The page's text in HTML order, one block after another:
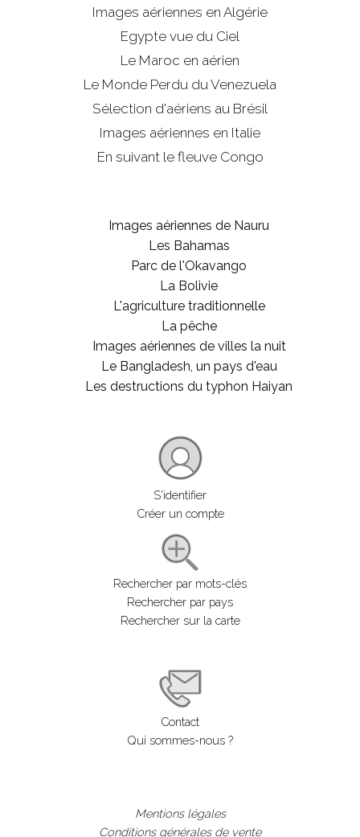
Images aériennes en Algérie
Egypte vue du Ciel
Le Maroc en aérien
Le Monde Perdu du Venezuela
Sélection d'aériens au Brésil
Images aériennes en Italie
En suivant le fleuve Congo
Images aériennes de Nauru
Les Bahamas
Parc de l'Okavango
La Bolivie
L'agriculture traditionnelle
La pêche
Images aériennes de villes la nuit
Le Bangladesh, un pays d'eau
Les destructions du typhon Haiyan
S'identifier
Créer un compte
Rechercher par mots-clés
Rechercher par pays
Rechercher sur la carte
Contact
Qui sommes-nous ?
Mentions légales
Conditions générales de vente